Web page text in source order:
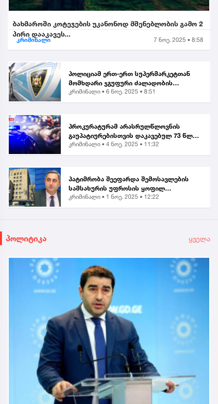
ბახმაროში კოტეჯების უკანონოდ მშენებლობის გამო 2
პირი დააკავეს...
კრიმინალი 7 ნოე. 2025 • 8:58
პოლიციამ ერთ-ერთ სუპერმარკეტთან
მომხდარი ჯგუფური ძალადობის
ორგანიზებისა და მასში მონაწილეობის
კრიმინალი • 6 ნოე. 2025 • 8:51
პროკურატურამ არასრულწლოვნის
გაუპატიურებისთვის დაკავებულ 73 წლის
მამაკაცს ბრალი წარუდგინა...
კრიმინალი • 4 ნოე. 2025 • 11:32
პატიმრობა შეეფარდა შემოსავლების
სამსახურის უფროსის ყოფილ
მოადგილეს - ვლადიმერ ხუნდაძეს...
კრიმინალი • 1 ნოე. 2025 • 12:22
პოლიტიკა ყველა